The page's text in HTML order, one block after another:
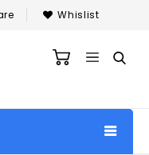
Whislist